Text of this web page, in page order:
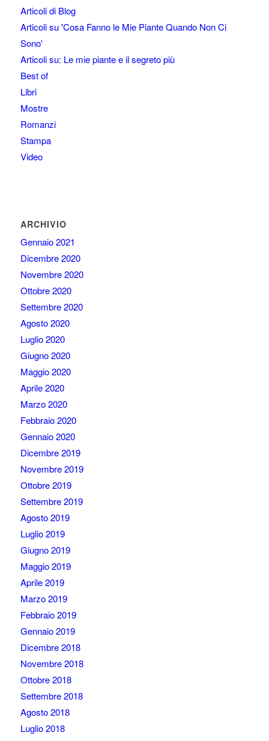
Articoli di Blog
Articoli su 'Cosa Fanno le Mie Piante Quando Non Ci
Sono'
Articoli su: Le mie piante e il segreto più
Best of
Libri
Mostre
Romanzi
Stampa
Video
ARCHIVIO
Gennaio 2021
Dicembre 2020
Novembre 2020
Ottobre 2020
Settembre 2020
Agosto 2020
Luglio 2020
Giugno 2020
Maggio 2020
Aprile 2020
Marzo 2020
Febbraio 2020
Gennaio 2020
Dicembre 2019
Novembre 2019
Ottobre 2019
Settembre 2019
Agosto 2019
Luglio 2019
Giugno 2019
Maggio 2019
Aprile 2019
Marzo 2019
Febbraio 2019
Gennaio 2019
Dicembre 2018
Novembre 2018
Ottobre 2018
Settembre 2018
Agosto 2018
Luglio 2018